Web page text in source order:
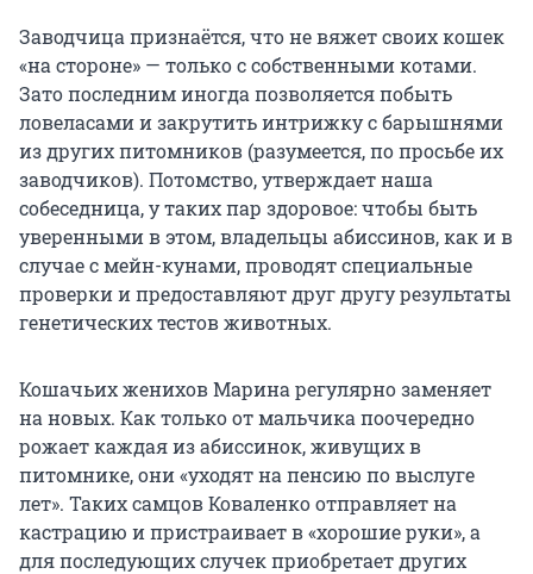
Заводчица признаётся, что не вяжет своих кошек
«на стороне» — только с собственными котами.
Зато последним иногда позволяется побыть
ловеласами и закрутить интрижку с барышнями
из других питомников (разумеется, по просьбе их
заводчиков). Потомство, утверждает наша
собеседница, у таких пар здоровое: чтобы быть
уверенными в этом, владельцы абиссинов, как и в
случае с мейн-кунами, проводят специальные
проверки и предоставляют друг другу результаты
генетических тестов животных.
Кошачьих женихов Марина регулярно заменяет
на новых. Как только от мальчика поочередно
рожает каждая из абиссинок, живущих в
питомнике, они «уходят на пенсию по выслуге
лет». Таких самцов Коваленко отправляет на
кастрацию и пристраивает в «хорошие руки», а
для последующих случек приобретает других